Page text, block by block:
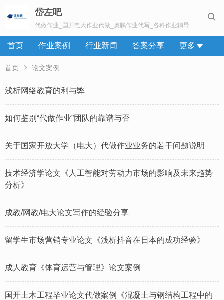

岱左吧
代做作业_国开电大作业代做_奥鹏作业代写_各科作业辅导
首页 作业案例 行业新闻 答案分享 更多
首页  论文案例
浅析网络教育的利与弊
如何鉴别“代做作业”团队的靠谱与否
关于国家开放大学（电大）代做作业业务的若干问题说明
技术经济学论文《人工智能对劳动力市场的影响及未来趋势
分析》
成教/网教/电大论文写作的经验分享
留学生市场营销专业论文《浅析抖音在日本的成功经验》
成人教育《体育运营与管理》论文案例
国开土木工程毕业论文代做案例《混凝土与钢结构工程中的